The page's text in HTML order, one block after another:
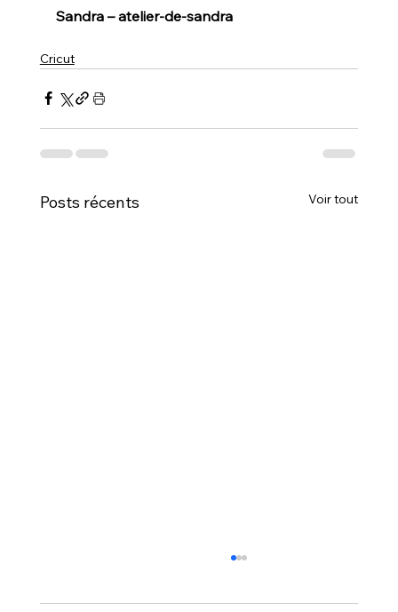
Sandra – atelier-de-sandra
Cricut
Posts récents Voir tout